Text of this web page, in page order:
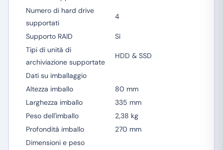
Numero di hard drive
supportati
4
Supporto RAID
Sì
Tipi di unità di
archiviazione supportate
HDD & SSD
Dati su imballaggio
Altezza imballo
80 mm
Larghezza imballo
335 mm
Peso dell'imballo
2,38 kg
Profondità imballo
270 mm
Dimensioni e peso